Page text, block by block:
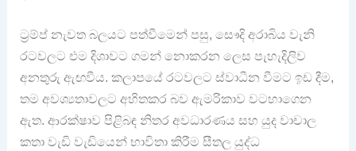
ට්‍රම්ප් නැවත බලයට පත්වීමෙන් පසු, සෞදි අරාබිය වැනි
රටවලට එම දිශාවට ගමන් නොකරන ලෙස පැහැදිලිව
අනතුරු ඇඟවීය. කලාපයේ රටවලට ස්වාධීන වීමට ඉඩ දීම,
තම අවශ්‍යතාවලට අහිතකර බව ඇමරිකාව වටහාගෙන
ඇත. ආරක්ෂාව පිළිබඳ නිතර අවධාරණය සහ යුද වාචාල
කතා වැඩි වැඩියෙන් භාවිතා කිරීම සීතල යුද්ධ